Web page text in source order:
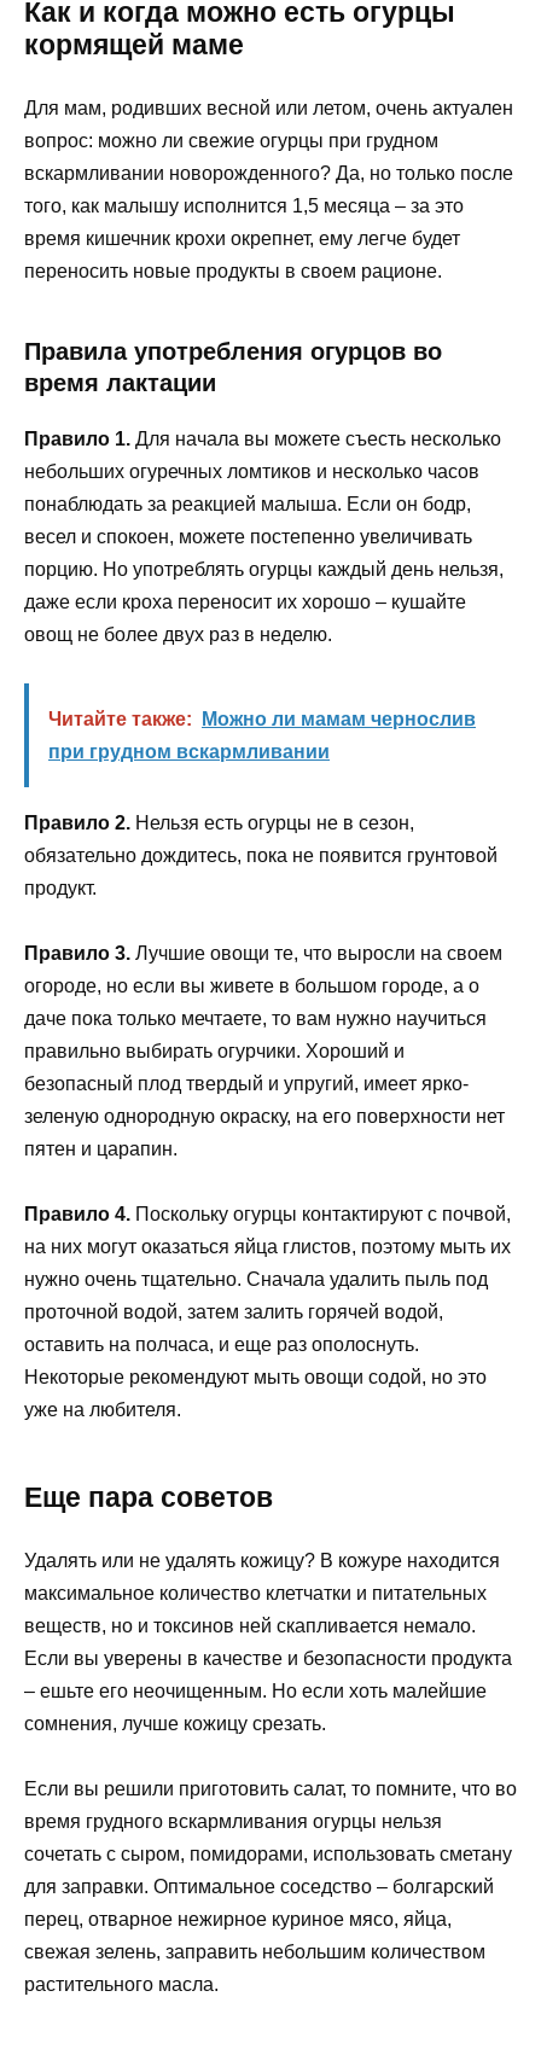
Как и когда можно есть огурцы
кормящей маме
Для мам, родивших весной или летом, очень актуален
вопрос: можно ли свежие огурцы при грудном
вскармливании новорожденного? Да, но только после
того, как малышу исполнится 1,5 месяца – за это
время кишечник крохи окрепнет, ему легче будет
переносить новые продукты в своем рационе.
Правила употребления огурцов во
время лактации
Правило 1. Для начала вы можете съесть несколько
небольших огуречных ломтиков и несколько часов
понаблюдать за реакцией малыша. Если он бодр,
весел и спокоен, можете постепенно увеличивать
порцию. Но употреблять огурцы каждый день нельзя,
даже если кроха переносит их хорошо – кушайте
овощ не более двух раз в неделю.
Читайте также:
Можно ли мамам чернослив
при грудном вскармливании
Правило 2. Нельзя есть огурцы не в сезон,
обязательно дождитесь, пока не появится грунтовой
продукт.
Правило 3. Лучшие овощи те, что выросли на своем
огороде, но если вы живете в большом городе, а о
даче пока только мечтаете, то вам нужно научиться
правильно выбирать огурчики. Хороший и
безопасный плод твердый и упругий, имеет ярко-
зеленую однородную окраску, на его поверхности нет
пятен и царапин.
Правило 4. Поскольку огурцы контактируют с почвой,
на них могут оказаться яйца глистов, поэтому мыть их
нужно очень тщательно. Сначала удалить пыль под
проточной водой, затем залить горячей водой,
оставить на полчаса, и еще раз ополоснуть.
Некоторые рекомендуют мыть овощи содой, но это
уже на любителя.
Еще пара советов
Удалять или не удалять кожицу? В кожуре находится
максимальное количество клетчатки и питательных
веществ, но и токсинов ней скапливается немало.
Если вы уверены в качестве и безопасности продукта
– ешьте его неочищенным. Но если хоть малейшие
сомнения, лучше кожицу срезать.
Если вы решили приготовить салат, то помните, что во
время грудного вскармливания огурцы нельзя
сочетать с сыром, помидорами, использовать сметану
для заправки. Оптимальное соседство – болгарский
перец, отварное нежирное куриное мясо, яйца,
свежая зелень, заправить небольшим количеством
растительного масла.